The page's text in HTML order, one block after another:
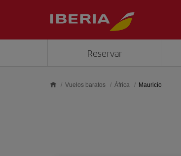
Reservar
Vuelos baratos África Mauricio